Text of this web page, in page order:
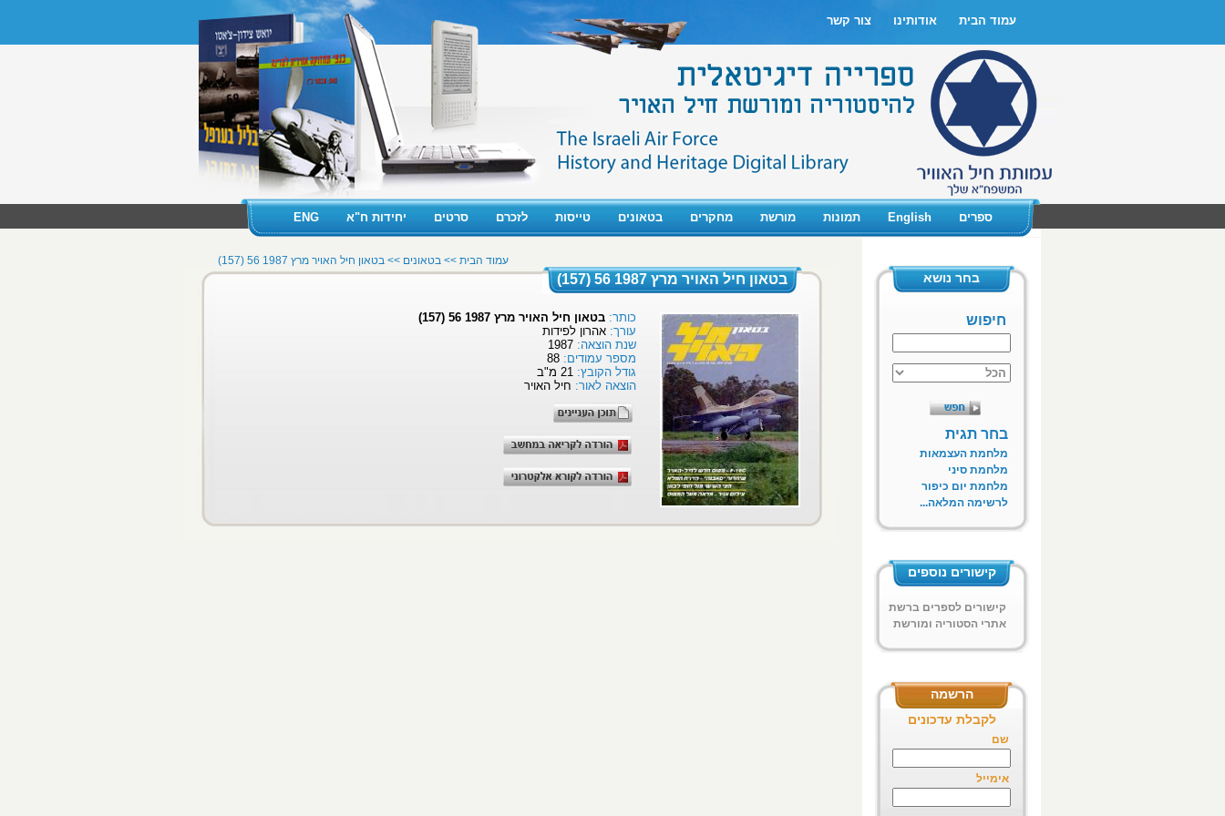
עמוד הבית אודותינו צור קשר
ספרים English תמונות מורשת מחקרים בטאונים טייסות לזכרם סרטים יחידות ח"א ENG
בחר נושא
חיפוש
בחר תגית
מלחמת העצמאות
מלחמת סיני
מלחמת יום כיפור
לרשימה המלאה...
קישורים נוספים
קישורים לספרים ברשת
אתרי הסטוריה ומורשת
הרשמה
לקבלת עדכונים
שם
אימייל
עמוד הבית >> בטאונים >> בטאון חיל האויר מרץ 1987 56 (157)
בטאון חיל האויר מרץ 1987 56 (157)
כותר: בטאון חיל האויר מרץ 1987 56 (157)
עורך: אהרון לפידות
שנת הוצאה:
מספר עמודים:
גודל הקובץ:
הוצאה לאור: חיל האויר